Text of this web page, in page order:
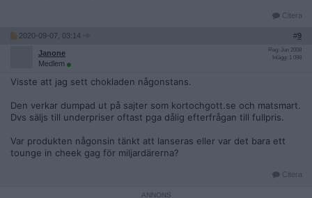
Citera
2020-09-07, 03:14 #9
Janone
Medlem
Reg: Jun 2008
Inlägg: 1 098
Visste att jag sett chokladen någonstans.
Den verkar dumpad ut på sajter som kortochgott.se och matsmart.
Dvs säljs till underpriser oftast pga dålig efterfrågan till fullpris.
Var produkten någonsin tänkt att lanseras eller var det bara ett
tounge in cheek gag för miljardärerna?
Citera